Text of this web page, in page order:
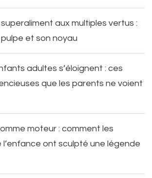
superaliment aux multiples vertus :
et son noyau
adultes s’éloignent : ces
que les parents ne voient
moteur : comment les
l’enfance ont sculpté une légende